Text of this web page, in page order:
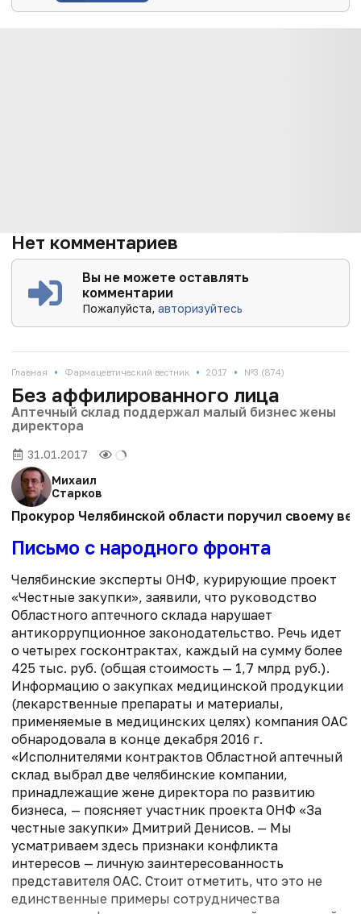
Нет комментариев
Вы не можете оставлять
комментарии
Пожалуйста,авторизуйтесь
Главная • Фармацевтический вестник • 2017 • №3 (874)
Без аффилированного лица
Аптечный склад поддержал малый бизнес жены
директора
31.01.2017
Михаил
Старков
Прокурор Челябинской области поручил своему
Письмо с народного фронта
Челябинские эксперты ОНФ, курирующие проект
«Честные закупки», заявили, что руководство
Областного аптечного склада нарушает
антикоррупционное законодательство. Речь идет
о четырех госконтрактах, каждый на сумму более
425 тыс. руб. (общая стоимость — 1,7 млрд руб.).
Информацию о закупках медицинской продукции
(лекарственные препараты и материалы,
применяемые в медицинских целях) компания ОАС
обнародовала в конце декабря 2016 г.
«Исполнителями контрактов Областной аптечный
склад выбрал две челябинские компании,
принадлежащие жене директора по развитию
бизнеса, — поясняет участник проекта ОНФ «За
честные закупки» Дмитрий Денисов. — Мы
усматриваем здесь признаки конфликта
интересов — личную заинтересованность
представителя ОАС. Стоит отметить, что это не
единственные примеры сотрудничества